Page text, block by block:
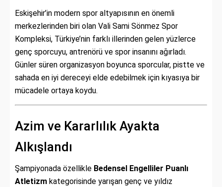
Eskişehir’in modern spor altyapısının en önemli
merkezlerinden biri olan Vali Sami Sönmez Spor
Kompleksi, Türkiye’nin farklı illerinden gelen yüzlerce
genç sporcuyu, antrenörü ve spor insanını ağırladı.
Günler süren organizasyon boyunca sporcular, pistte ve
sahada en iyi dereceyi elde edebilmek için kıyasıya bir
mücadele ortaya koydu.
Azim ve Kararlılık Ayakta
Alkışlandı
Şampiyonada özellikle Bedensel Engelliler Puanlı
Atletizm kategorisinde yarışan genç ve yıldız